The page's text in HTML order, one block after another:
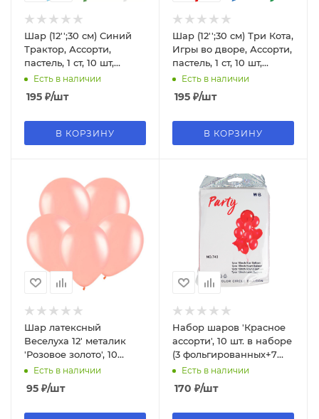
Шар (12'';30 см) Синий
Трактор, Ассорти,
пастель, 1 ст, 10 шт,
501633
Есть в наличии
195 ₽/шт
В КОРЗИНУ
Шар (12'';30 см) Три Кота,
Игры во дворе, Ассорти,
пастель, 1 ст, 10 шт,
612942
Есть в наличии
195 ₽/шт
В КОРЗИНУ
Шар латексный
Веселуха 12' металик
'Розовое золото', 10
шт.;уп., 2585
Есть в наличии
95 ₽/шт
Набор шаров 'Красное
ассорти', 10 шт. в наборе
(3 фольгированных+7
латексных), 743
Есть в наличии
170 ₽/шт